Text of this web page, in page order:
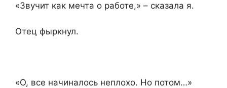
«Звучит как мечта о работе,» – сказала я.
Отец фыркнул.
«О, все начиналось неплохо. Но потом…»